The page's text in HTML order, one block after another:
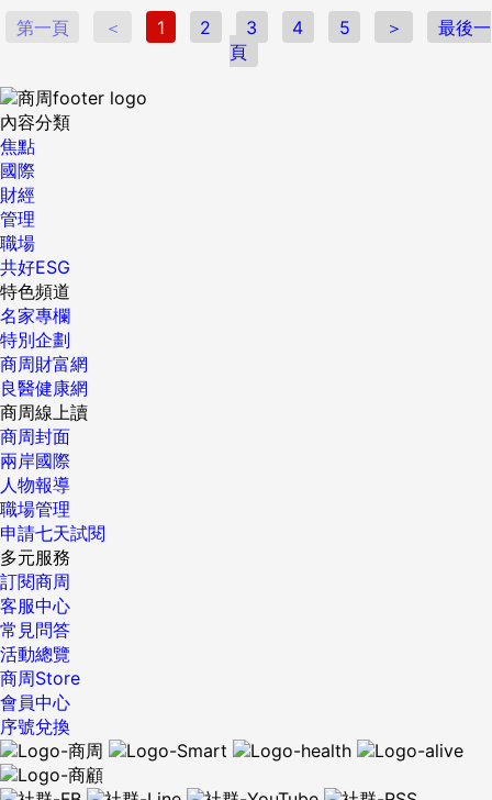
部深層海水創新研發中心以下稱創研中心）進行研發技術驗證
與產業推廣任務，在台東太麻里海岸抽取深層海水，目前已有
相當多技術於產業驗證成果如:龍蝦養殖、水產加工、逆滲透淡
水、濃鹽水、礦物質濃縮液、高鎂低鈉鹽，以及海洋理療、健
康促進、觀光應用等，成為深層海水一、二、三級產業鏈與知
識推廣的技術示範及驗證場域，未來更有機會發展海洋溫差、
鹽差、氫能等能源應用研究。 「我們（創研中心）的工作就要
做深層海水產業應用技術驗證並加以推廣，能提供水深312公
尺的深層海水水源、創新技術，以及落地應用的產品輔導與服
務示範，幫助東部縣市政府與業者發展深層海水產業。」黃子
航強調。 事實上，創研中心在2021年重新布設取水管，成功
取得深層海水後，台東縣政府就結合在地法人石資中心多項技
術研發成果及創研中心資源，將深層海水用奈米薄膜過濾後的
RO淡水、高倍率濃縮液與高鎂海鹽等原料，推動縣府輔導的
「台東藍純淨深層海水TTBLUE」品牌，促進在地業者多元應
用。 「台東藍純淨深層海水TTBLUE」是台東縣政府自2020
年起，以海洋委員會提供的地方創生計畫補助經費，瞄準深層
海水產業原料應用、海洋資源教育推廣及特色遊程體驗的發展
方向，成立台東深層海水品牌識別品牌。目前縣政府已經輔導
並推動31家台東在地業者，進行學研技術導入與創新開發，共
推飲品、妝品、甜點、佐料等77項產品，並完成品牌證明標章
授證，以及提供推廣活動、成果發表會等平台，提升產品曝光
度、生產量能、消費者認知度及購買意願。 臺東縣政府財政及
經濟發展處處長章正文指出，台東在縣長饒慶鈴定調發展「慢
經濟」，深層海水產業正是符合慢經濟所訴求「延續自然永續
資源的經濟模式」。 目前深層海水產業在台東才剛扎下小苗，
就已陸續傳出成績，例如「台東藍TTBLUE」品牌酒商業者東
太陽，將添加深層海水原料的酒品，參加SWSC（新加坡世界
烈酒大賽）獲獎。 在日本，深層海水已經被用來釀製吟釀清
酒。在台東，東太陽則是使用在地的香菜、刺蔥、紅烏龍、桌
荖葉，搭配深層海水，調和出很不一般的風味烈酒。品嘗過得
獎酒款的章正文稱讚加入深層海水的酒，口感就是不一樣，特
別圓潤、甜美、順喉。 產業園區、海洋發電 期待落地台東 此
第一頁 ＜ 1 2 3 4 5 ＞
最後一
頁
內容分類
焦點
國際
財經
管理
職場
共好ESG
特色頻道
名家專欄
特別企劃
商周財富網
良醫健康網
商周線上讀
商周封面
兩岸國際
人物報導
職場管理
申請七天試閱
多元服務
訂閱商周
客服中心
常見問答
活動總覽
商周Store
會員中心
序號兌換